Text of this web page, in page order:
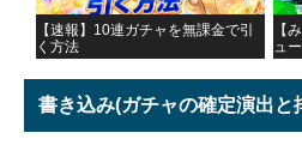
【速報】10連ガチャを無課金で引
く方法
【
ュー
書き込み(ガチャの確定演出と